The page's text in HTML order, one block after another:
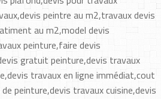
peintre au m2,travaux devis
au m2,model devis
peinture,faire devis
gratuit peinture,devis travaux
travaux en ligne immédiat,cout
peinture,devis travaux cuisine,devis